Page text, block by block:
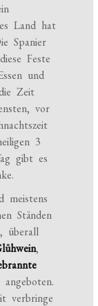
Land hat
Spanier
Feste
und
Zeit
vor
3
gibt es
meistens
Ständen
überall
,
verbringe